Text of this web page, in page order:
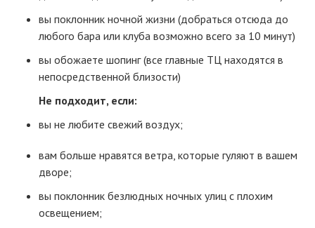
вы поклонник ночной жизни (добраться отсюда до
любого бара или клуба возможно всего за 10 минут)
вы обожаете шопинг (все главные ТЦ находятся в
непосредственной близости)
Не подходит, если:
вы не любите свежий воздух;
вам больше нравятся ветра, которые гуляют в вашем
дворе;
вы поклонник безлюдных ночных улиц с плохим
освещением;